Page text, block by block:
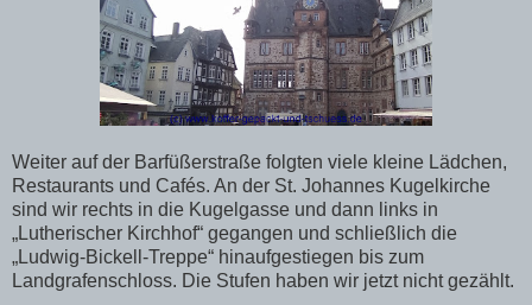
Weiter auf der Barfüßerstraße folgten viele kleine Lädchen,
Restaurants und Cafés. An der St. Johannes Kugelkirche
sind wir rechts in die Kugelgasse und dann links in
„Lutherischer Kirchhof“ gegangen und schließlich die
„Ludwig-Bickell-Treppe“ hinaufgestiegen bis zum
Landgrafenschloss. Die Stufen haben wir jetzt nicht gezählt.